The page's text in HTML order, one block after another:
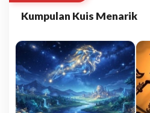
Kumpulan Kuis Menarik